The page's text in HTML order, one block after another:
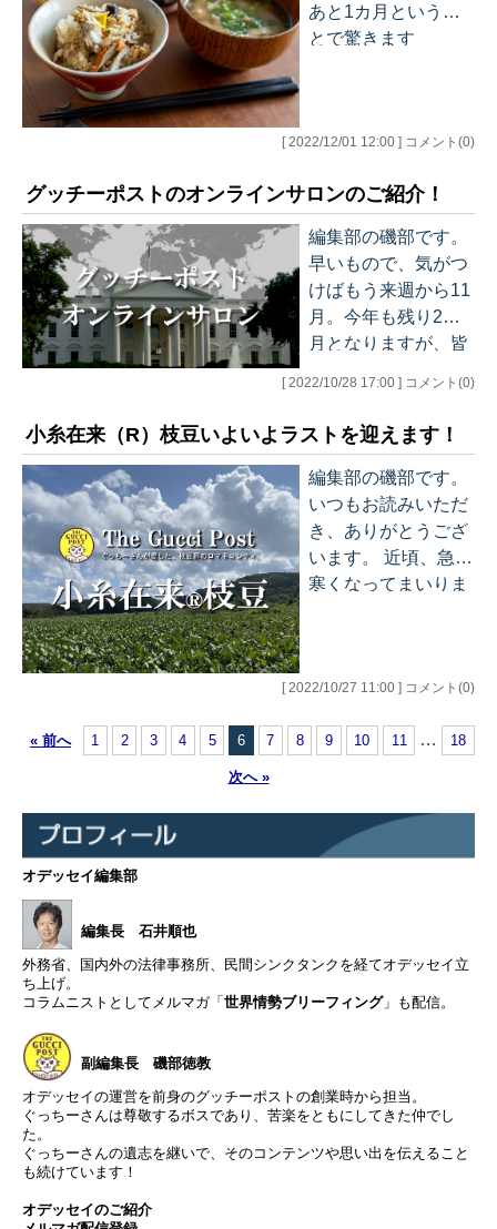
の無料版配信をスタ
共にブログを執筆し
記事の待望のメルマ
ガ化ということで、
現在、多くの方にご
愛読いただいており
ます メルマガのお申
し込みはこちらから
どうぞ。 おなじみ大
好評のメルマガ「世
グ」「グッチーポ…
あと1カ月というこ
とで驚きます
始は今のところ行動
なので、久しぶりに
いつも通りのお正月
が迎えられるのです
かね～。 さて、9月
に限定販売した「真
鯛（まだい）ごちそ
素」ですが、大変ご
たので、今月、期間
限定で販売させてい
ただくことになりま
した！年末年始にご
家族やご親戚が集ま
る場でのおもてなし
や、お世話になった
なしの逸品ですの
さい。 天然の真鯛の
旨みをそのまま閉じ
器…
[ 2022/12/01 12:00 ] コメント(0)
グッチーポストのオンラインサロンのご紹介！
編集部の磯部です。
早いもので、気がつ
けばもう来週から11
月。今年も残り2か
月となりますが、皆
先日、子供達が保育
園の芋ほりで持ち帰
ったサツマイモを天
ぷらにして食べまし
た。この季節は美味
しいものが多くてい
いですね～。寒くな
楽しみもあります
ッチーポストのオン
は、米国経済の専門
家の安田佐和子さん
とコラボいただきま
は、米国経済の現状
動きにつ…
[ 2022/10/28 17:00 ] コメント(0)
小糸在来（R）枝豆いよいよラストを迎えます！
編集部の磯部です。
いつもお読みいただ
き、ありがとうござ
います。 近頃、急に
寒くなってまいりま
っています（笑）。
ごしでしょうか。や
ね・・・。冬は苦手
です。 さて、本日
せです。旬が約2週
だけあって、残念な
ていただきます。グ
ッチーポスト読者の
皆さまには、本当に
[ 2022/10/27 11:00 ] コメント(0)
« 前へ 1 2 3 4 5 6 7 8 9 10 11 … 18
次へ »
オデッセイ編集部
編集長 石井順也
外務省、国内外の法律事務所、民間シンクタンクを経てオデッセイ立
ち上げ。
コラムニストとしてメルマガ「世界情勢ブリーフィング」も配信。
副編集長 磯部徳教
オデッセイの運営を前身のグッチーポストの創業時から担当。
ぐっちーさんは尊敬するボスであり、苦楽をともにしてきた仲でし
た。
ぐっちーさんの遺志を継いで、そのコンテンツや思い出を伝えること
も続けています！
オデッセイのご紹介